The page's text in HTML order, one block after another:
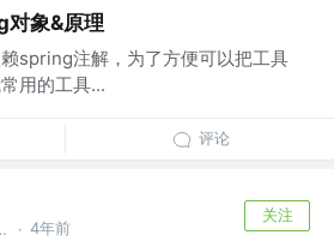
象&原理
spring注解，为了方便可以把工具
用的工具...
评论
@alibaba · 4年前
关注